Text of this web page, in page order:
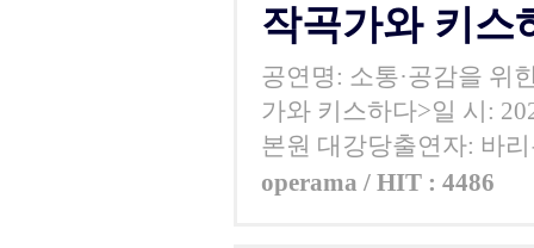
작곡가와 키스
공연명: 소통·공감을 위
가와 키스하다>일 시:
본원 대강당출연자: 바
operama / HIT : 4486